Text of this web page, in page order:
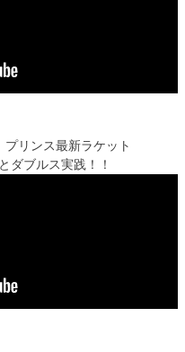
リンス最新ラケット
ダブルス実践！！